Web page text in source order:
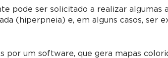
pode ser solicitado a realizar algumas
(hiperpneia) e, em alguns casos, ser
por um software, que gera mapas